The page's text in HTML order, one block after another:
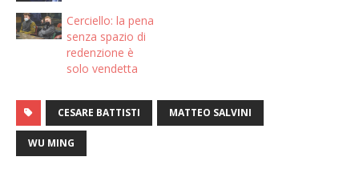
Cerciello: la pena
senza spazio di
redenzione è
solo vendetta
CESARE BATTISTI MATTEO SALVINI
WU MING